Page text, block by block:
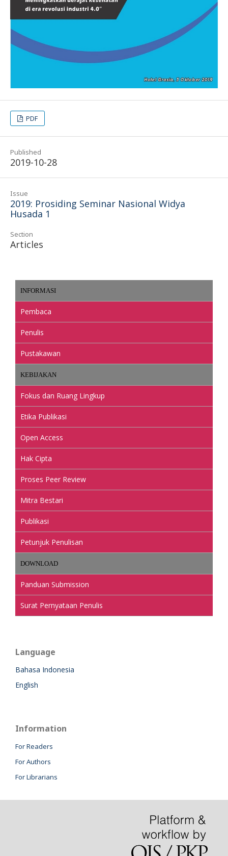
PDF
Published
2019-10-28
Issue
2019: Prosiding Seminar Nasional Widya
Husada 1
Section
Articles
INFORMASI
Pembaca
Penulis
Pustakawan
KEBIJAKAN
Fokus dan Ruang Lingkup
Etika Publikasi
Open Access
Hak Cipta
Proses Peer Review
Mitra Bestari
Publikasi
Petunjuk Penulisan
DOWNLOAD
Panduan Submission
Surat Pernyataan Penulis
Language
Bahasa Indonesia
English
Information
For Readers
For Authors
For Librarians